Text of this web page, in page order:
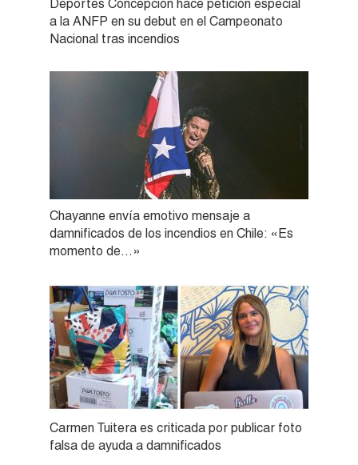
Deportes Concepción hace petición especial
a la ANFP en su debut en el Campeonato
Nacional tras incendios
Chayanne envía emotivo mensaje a
damnificados de los incendios en Chile: «Es
momento de…»
Carmen Tuitera es criticada por publicar foto
falsa de ayuda a damnificados